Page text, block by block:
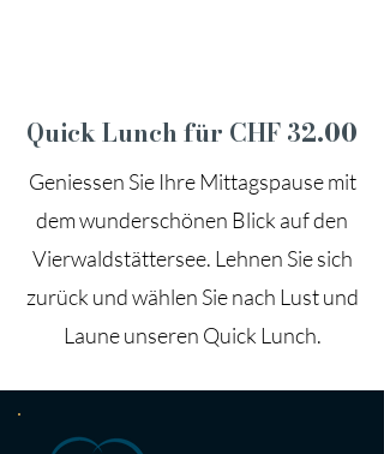
Quick Lunch für CHF 32.00
Geniessen Sie Ihre Mittagspause mit
dem wunderschönen Blick auf den
Vierwaldstättersee. Lehnen Sie sich
zurück und wählen Sie nach Lust und
Laune unseren Quick Lunch.